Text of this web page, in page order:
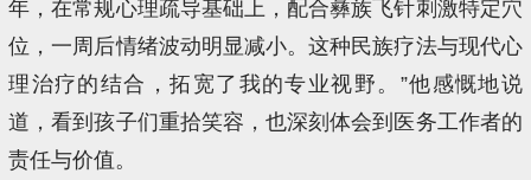
年，在常规心理疏导基础上，配合彝族飞针刺激特定穴
位，一周后情绪波动明显减小。这种民族疗法与现代心
理治疗的结合，拓宽了我的专业视野。”他感慨地说
道，看到孩子们重拾笑容，也深刻体会到医务工作者的
责任与价值。